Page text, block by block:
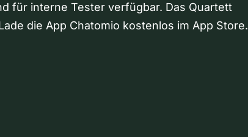
für interne Tester verfügbar. Das Quartett
die App Chatomio kostenlos im App Store.